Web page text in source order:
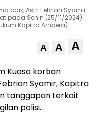
baik, Astri Febrian Syamir
pada Senin (25/11/2024)
Kapitra Ampera)
A A A
Kuasa korban
Syamir, Kapitra
tanggapan terkait
polisi.